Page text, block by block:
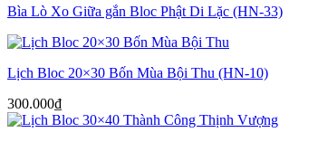
Bìa Lò Xo Giữa gắn Bloc Phật Di Lặc (HN-33)
Lịch Bloc 20×30 Bốn Mùa Bội Thu (HN-10)
300.000₫